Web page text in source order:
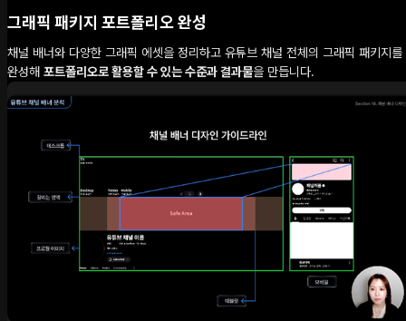
그래픽 패키지 포트폴리오 완성
채널 배너와 다양한 그래픽 에셋을 정리하고 유튜브 채널 전체의 그래픽 패키지를
완성해 포트폴리오로 활용할 수 있는 수준과 결과물을 만듭니다.